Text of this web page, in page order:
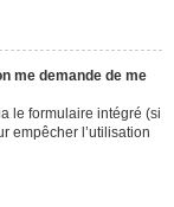
me demande de me
le formulaire intégré (si
empêcher l’utilisation